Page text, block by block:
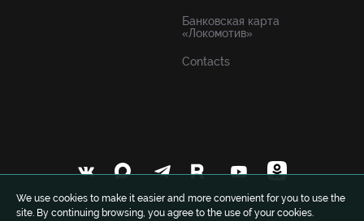
We use cookies to make it easier and more convenient for you to use the
site. By continuing browsing, you agree to the use of your cookies.
Банковская карта
«Локомотив»
Contacts